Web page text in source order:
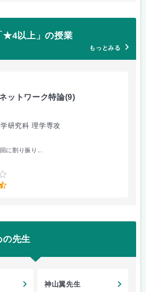
★4以上」の授業
もっとみる
ットワーク特論(9)
研究科 理学専攻
に割り振り...
の先生
神山翼先生